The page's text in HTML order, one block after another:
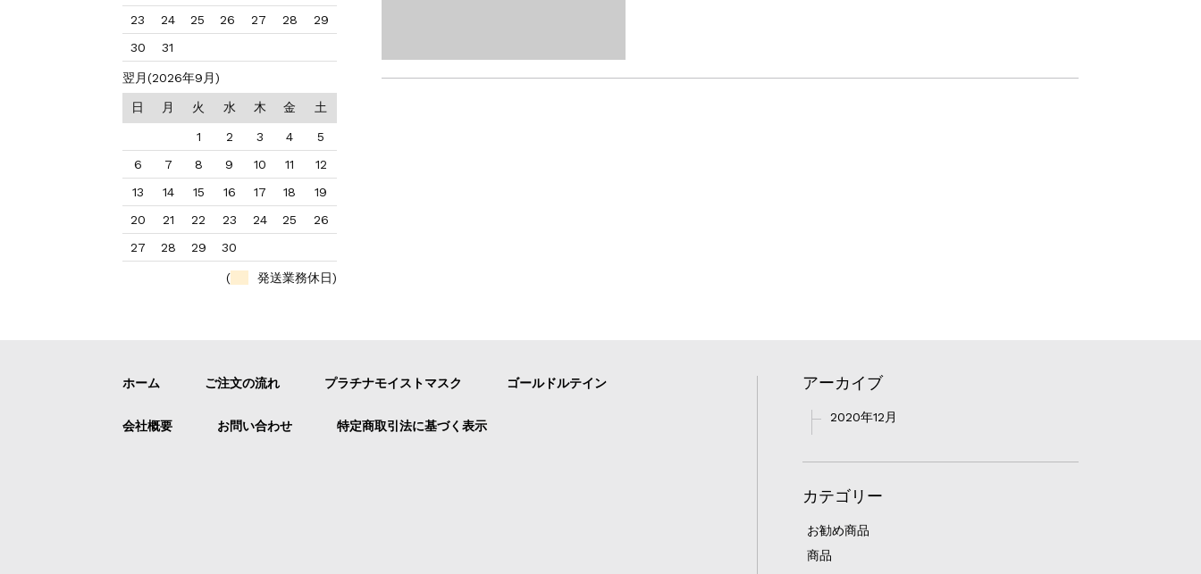
23
24 25 26 27 28
29
30
31
翌月(2026年9月)
日 月 火 水 木 金 土
1 2 3 4
5
6
7 8 9 10 11
12
13
14 15 16 17 18
19
20
21 22 23 24 25
26
27
28 29 30
( 発送業務休日)
アーカイブ
2020年12月
カテゴリー
お勧め商品
商品
ホーム ご注文の流れ プラチナモイストマスク ゴールドルテイン
会社概要 お問い合わせ 特定商取引法に基づく表示